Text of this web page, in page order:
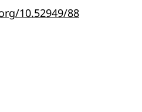
10.52949/88